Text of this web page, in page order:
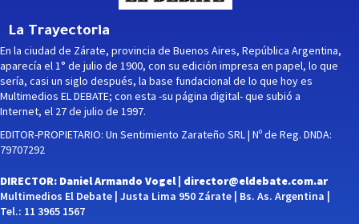
La Trayectoria
En la ciudad de Zárate, provincia de Buenos Aires, República Argentina,
aparecía el 1° de julio de 1900, con su edición impresa en papel, lo que
sería, casi un siglo después, la base fundacional de lo que hoy es
Multimedios EL DEBATE; con esta -su página digital- que subió a
Internet, el 27 de julio de 1997.
EDITOR-PROPIETARIO: Un Sentimiento Zarateño SRL | Nº de Reg. DNDA:
79707292
DIRECTOR: Daniel Armando Vogel | director@eldebate.com.ar
Multimedios El Debate | Justa Lima 950 Zárate | Bs. As. Argentina |
Tel.: 11 3965 1567